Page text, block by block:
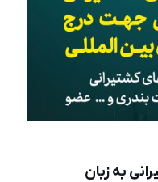
به زبان